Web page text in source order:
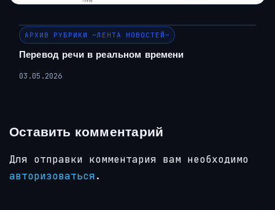
АРХИВ РУБРИКИ ~ЛЕНТА НОВОСТЕЙ~
Перевод речи в реальном времени
03.05.2026
Оставить комментарий
Для отправки комментария вам необходимо
авторизоваться.